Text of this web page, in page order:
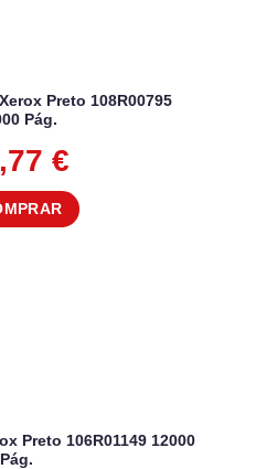
Preto 108R00795
Pág.
€
Preto 106R01149 12000
Pág.